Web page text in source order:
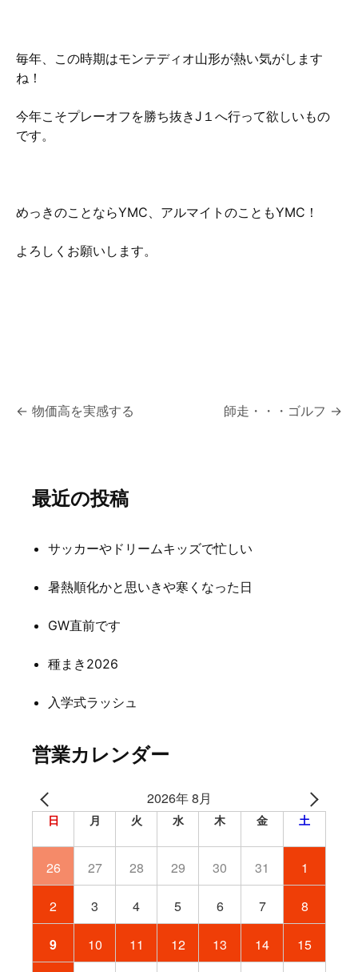
毎年、この時期はモンテディオ山形が熱い気がします
ね！
今年こそプレーオフを勝ち抜きJ１へ行って欲しいもの
です。
めっきのことならYMC、アルマイトのこともYMC！
よろしくお願いします。
投
ビ
シ
← 物価高を実感する 師走・・・ゴルフ →
最近の投稿
サッカーやドリームキッズで忙しい
暑熱順化かと思いきや寒くなった日
GW直前です
種まき2026
入学式ラッシュ
営業カレンダー
2026年 8月
日 月 火 水 木 金 土
26 27 28 29 30 31 1
2 3 4 5 6 7 8
9 10 11 12 13 14 15